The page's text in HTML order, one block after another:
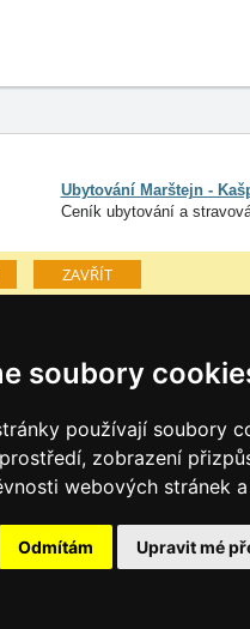
soubory
používají soubory
zobrazení
webových stránek
Odmítám Upravit mé
Ubytování Marštejn -
Ceník ubytování a
ZAVŘÍT